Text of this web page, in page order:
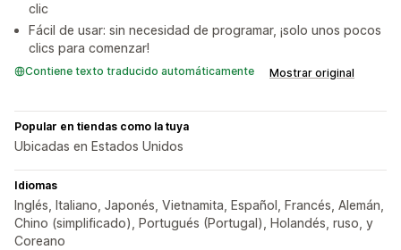
clic
Fácil de usar: sin necesidad de programar, ¡solo unos pocos
clics para comenzar!
Contiene texto traducido automáticamente Mostrar original
Popular en tiendas como la tuya
Ubicadas en Estados Unidos
Idiomas
Inglés, Italiano, Japonés, Vietnamita, Español, Francés, Alemán,
Chino (simplificado), Portugués (Portugal), Holandés, ruso, y
Coreano